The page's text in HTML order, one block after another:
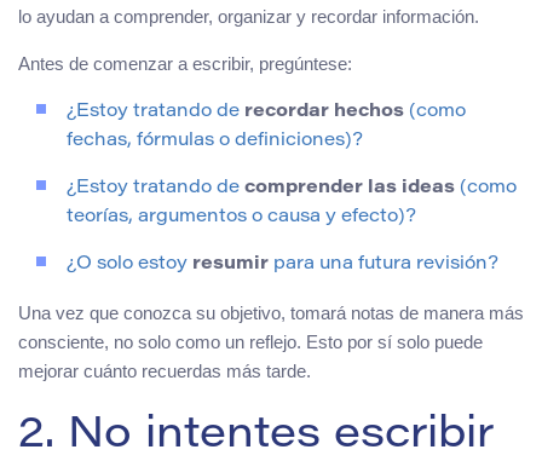
lo ayudan a comprender, organizar y recordar información.
Antes de comenzar a escribir, pregúntese:
¿Estoy tratando de recordar hechos (como
fechas, fórmulas o definiciones)?
¿Estoy tratando de comprender las ideas (como
teorías, argumentos o causa y efecto)?
¿O solo estoy resumir para una futura revisión?
Una vez que conozca su objetivo, tomará notas de manera más
consciente, no solo como un reflejo. Esto por sí solo puede
mejorar cuánto recuerdas más tarde.
2. No intentes escribir